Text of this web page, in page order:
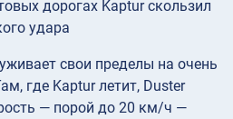
дорогах Kaptur скользил
удара
свои пределы на очень
где Kaptur летит, Duster
— порой до 20 км/ч —